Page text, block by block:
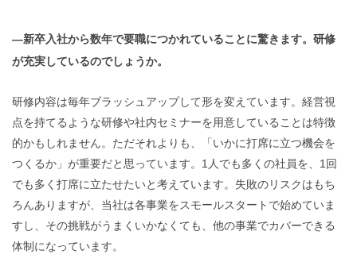
―新卒入社から数年で要職につかれていることに驚きます。研修
が充実しているのでしょうか。
研修内容は毎年ブラッシュアップして形を変えています。経営視
点を持てるような研修や社内セミナーを用意していることは特徴
的かもしれません。ただそれよりも、「いかに打席に立つ機会を
つくるか」が重要だと思っています。1人でも多くの社員を、1回
でも多く打席に立たせたいと考えています。失敗のリスクはもち
ろんありますが、当社は各事業をスモールスタートで始めていま
すし、その挑戦がうまくいかなくても、他の事業でカバーできる
体制になっています。